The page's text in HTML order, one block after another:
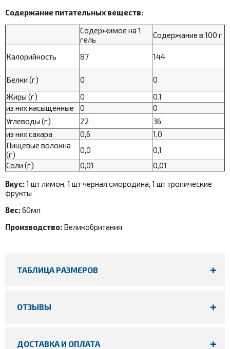
Содержание питательных веществ:
Содержимое на 1
гель
Содержание в 100 г
Калорийность 87 144
Белки (г) 0
0
Жиры (г)
0
0.1
из них насыщенные
0
0
Углеводы (г)
22
36
из них сахара
0,6
1,0
Пищевые волокна
(г)
0,0
0,1
Соли (г)
0,01
0,01
Вкус:1 шт лимон, 1 шт черная смородина, 1 шт тропические
фрукты
Вес:60мл
Производство: Великобритания
ТАБЛИЦА РАЗМЕРОВ
ОТЗЫВЫ
ДОСТАВКА И ОПЛАТА